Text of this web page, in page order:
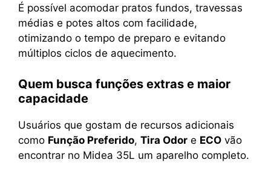
É possível acomodar pratos fundos, travessas
médias e potes altos com facilidade,
otimizando o tempo de preparo e evitando
múltiplos ciclos de aquecimento.
Quem busca funções extras e maior
capacidade
Usuários que gostam de recursos adicionais
como Função Preferido, Tira Odor e ECO vão
encontrar no Midea 35L um aparelho completo.